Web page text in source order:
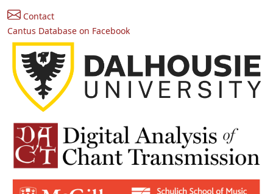
Contact
Cantus Database on Facebook